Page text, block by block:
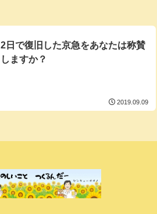
2日で復旧した京急をあなたは称賛
しますか？
2019.09.09